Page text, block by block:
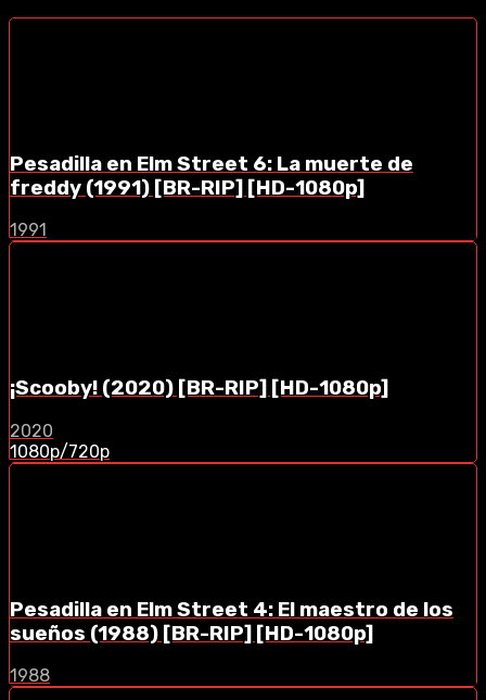
Pesadilla en Elm Street 6: La muerte de
freddy (1991) [BR-RIP] [HD-1080p]
1991
¡Scooby! (2020) [BR-RIP] [HD-1080p]
2020
1080p/720p
Pesadilla en Elm Street 4: El maestro de los
sueños (1988) [BR-RIP] [HD-1080p]
1988